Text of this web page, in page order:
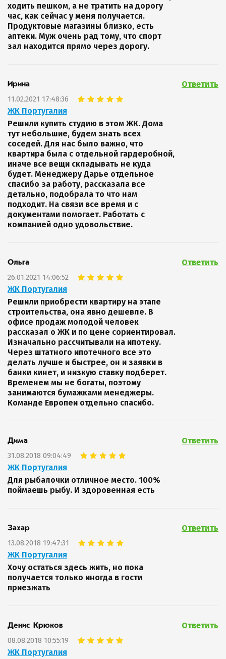
ходить пешком, а не тратить на дорогу
час, как сейчас у меня получается.
Продуктовые магазины близко, есть
аптеки. Муж очень рад тому, что спорт
зал находится прямо через дорогу.
Ирина
11.02.2021 17:48:36
ЖК Португалия
Ответить
Решили купить студию в этом ЖК. Дома
тут небольшие, будем знать всех
соседей. Для нас было важно, что
квартира была с отдельной гардеробной,
иначе все вещи складывать не куда
будет. Менеджеру Дарье отдельное
спасибо за работу, рассказала все
детально, подобрала то что нам
подходит. На связи все время и с
документами помогает. Работать с
компанией одно удовольствие.
Ольга
26.01.2021 14:06:52
ЖК Португалия
Ответить
Решили приобрести квартиру на этапе
строительства, она явно дешевле. В
офисе продаж молодой человек
рассказал о ЖК и по цене сориентировал.
Изначально рассчитывали на ипотеку.
Через штатного ипотечного все это
делать лучше и быстрее, он и заявки в
банки кинет, и низкую ставку подберет.
Временем мы не богаты, поэтому
занимаются бумажками менеджеры.
Команде Европеи отдельно спасибо.
Дима
31.08.2018 09:04:49
ЖК Португалия
Ответить
Для рыбалочки отличное место. 100%
поймаешь рыбу. И здоровенная есть
Захар
13.08.2018 19:47:31
ЖК Португалия
Ответить
Хочу остаться здесь жить, но пока
получается только иногда в гости
приезжать
Денис Крюков
08.08.2018 10:55:19
ЖК Португалия
Ответить